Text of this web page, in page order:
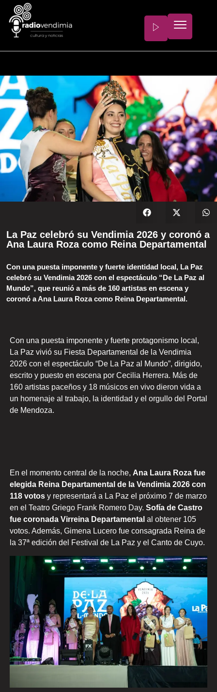
La Paz celebró su Vendimia 2026 y coronó a
Ana Laura Roza como Reina Departamental
Con una puesta imponente y fuerte identidad local, La Paz
celebró su Vendimia 2026 con el espectáculo “De La Paz al
Mundo”, que reunió a más de 160 artistas en escena y
coronó a Ana Laura Roza como Reina Departamental.
Con una puesta imponente y fuerte protagonismo local,
La Paz vivió su Fiesta Departamental de la Vendimia
2026 con el espectáculo “De La Paz al Mundo”, dirigido,
escrito y puesto en escena por Cecilia Herrera. Más de
160 artistas paceños y 18 músicos en vivo dieron vida a
un homenaje al trabajo, la identidad y el orgullo del Portal
de Mendoza.
En el momento central de la noche, Ana Laura Roza fue
elegida Reina Departamental de la Vendimia 2026 con
118 votos y representará a La Paz el próximo 7 de marzo
en el Teatro Griego Frank Romero Day. Sofía de Castro
fue coronada Virreina Departamental al obtener 105
votos. Además, Gimena Lucero fue consagrada Reina de
la 37ª edición del Festival de La Paz y el Canto de Cuyo.